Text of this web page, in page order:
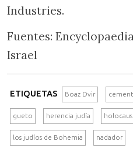
Industries.
Fuentes:
Israel
ETIQUETAS Boaz Dvir
gueto herencia judía
los judíos de Bohemia nadador